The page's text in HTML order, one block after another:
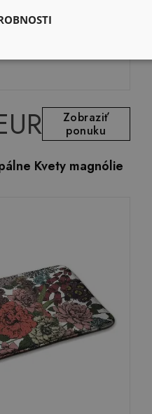
Zobraziť
ponuku
Kvety magnólie